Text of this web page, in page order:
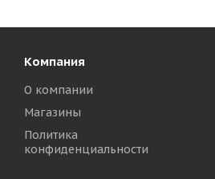
Компания
О компании
Магазины
Политика
конфиденциальности